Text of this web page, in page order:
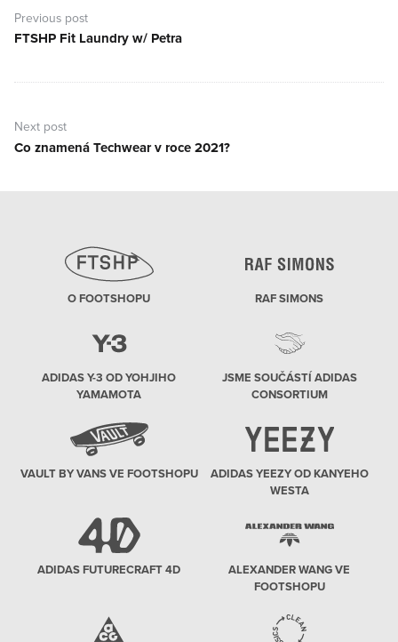
pro
příspěvek
Previous post
Previous
FTSHP Fit Laundry w/ Petra
Next post
Next
Co znamená Techwear v roce 2021?
O FOOTSHOPU RAF SIMONS
ADIDAS Y-3 OD YOHJIHO
YAMAMOTA
JSME SOUČÁSTÍ ADIDAS
CONSORTIUM
VAULT BY VANS VE FOOTSHOPU
ADIDAS YEEZY OD KANYEHO
WESTA
ADIDAS FUTURECRAFT 4D
ALEXANDER WANG VE
FOOTSHOPU